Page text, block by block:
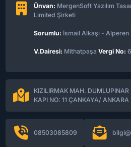
Ünvan: MergenSoft Yazılım
Limited Şirketi
Sorumlu: İsmail Alkaşi - Alperen
V.Dairesi: Mithatpaşa Vergi No:
KIZILIRMAK MAH. DUMLUPINAR
KAPI NO: 11 ÇANKAYA/ ANKARA
08503085809